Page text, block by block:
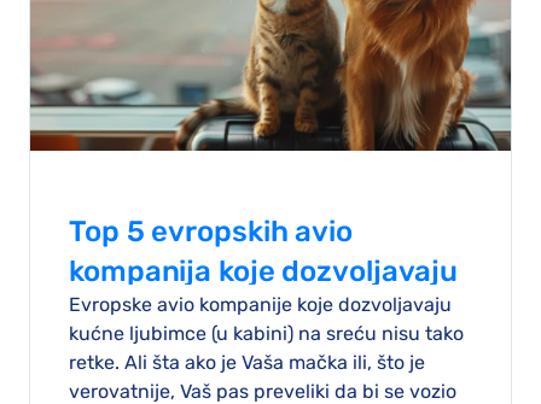
Top 5 evropskih avio
kompanija koje dozvoljavaju
kućne ljubimce
Evropske avio kompanije koje dozvoljavaju
kućne ljubimce (u kabini) na sreću nisu tako
retke. Ali šta ako je Vaša mačka ili, što je
verovatnije, Vaš pas preveliki da bi se vozio